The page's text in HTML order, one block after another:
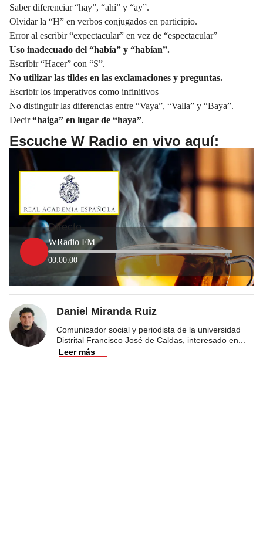
Saber diferenciar “hay”, “ahí” y “ay”.
Olvidar la “H” en verbos conjugados en participio.
Error al escribir “expectacular” en vez de “espectacular”
Uso inadecuado del “había” y “habían”.
Escribir “Hacer” con “S”.
No utilizar las tildes en las exclamaciones y preguntas.
Escribir los imperativos como infinitivos
No distinguir las diferencias entre “Vaya”, “Valla” y “Baya”.
Decir“haiga” en lugar de “haya”.
Escuche W Radio en vivo aquí:
Directo
WRadio FM
00:00:00
Daniel Miranda Ruiz
Comunicador social y periodista de la universidad
Distrital Francisco José de Caldas, interesado en
Leer más